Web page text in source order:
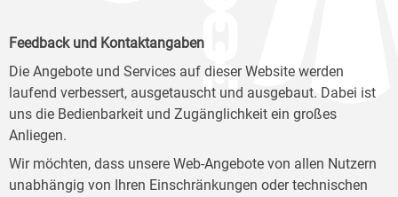
Feedback und Kontaktangaben
Die Angebote und Services auf dieser Website werden
laufend verbessert, ausgetauscht und ausgebaut. Dabei ist
uns die Bedienbarkeit und Zugänglichkeit ein großes
Anliegen.
Wir möchten, dass unsere Web-Angebote von allen Nutzern
unabhängig von Ihren Einschränkungen oder technischen